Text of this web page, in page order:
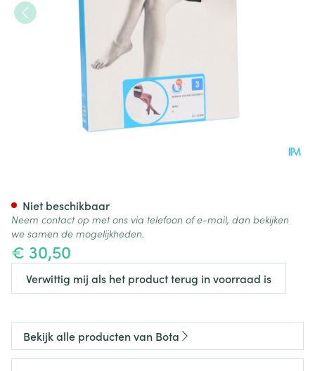
€ 30,50
Verwittig mij als het product terug in voorraad is
Niet beschikbaar
Neem contact op met ons via telefoon of e-mail, dan bekijken
we samen de mogelijkheden.
Bekijk alle producten van Bota